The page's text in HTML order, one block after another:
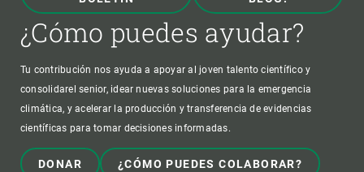
¿Cómo puedes ayudar?
Tu contribución nos ayuda a apoyar al joven talento científico y
consolidarel senior, idear nuevas soluciones para la emergencia
climática, y acelerar la producción y transferencia de evidencias
científicas para tomar decisiones informadas.
DONAR ¿CÓMO PUEDES COLABORAR?